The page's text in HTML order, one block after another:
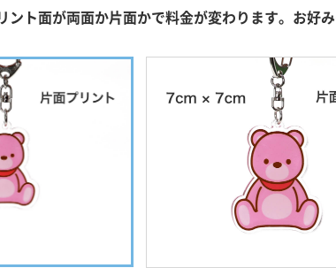
ント面が両面か片面かで料金が変わります。お好